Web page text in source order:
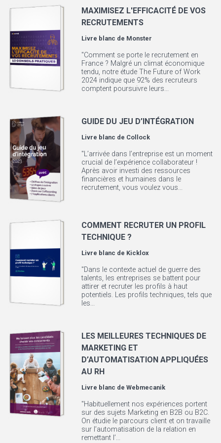
MAXIMISEZ L'EFFICACITÉ DE VOS
RECRUTEMENTS
Livre blanc de Monster
"Comment se porte le recrutement en
France ? Malgré un climat économique
tendu, notre étude The Future of Work
2024 indique que 92% des recruteurs
comptent poursuivre leurs...
GUIDE DU JEU D’INTÉGRATION
Livre blanc de Collock
"L’arrivée dans l’entreprise est un moment
crucial de l’expérience collaborateur !
Après avoir investi des ressources
financières et humaines dans le
recrutement, vous voulez vous...
COMMENT RECRUTER UN PROFIL
TECHNIQUE ?
Livre blanc de Kicklox
"Dans le contexte actuel de guerre des
talents, les entreprises se battent pour
attirer et recruter les profils à haut
potentiels. Les profils techniques, tels que
les...
LES MEILLEURES TECHNIQUES DE
MARKETING ET
D’AUTOMATISATION APPLIQUÉES
AU RH
Livre blanc deWebmecanik
"Habituellement nos expériences portent
sur des sujets Marketing en B2B ou B2C.
On étudie le parcours client et on travaille
sur l’automatisation de la relation en
remettant l’...